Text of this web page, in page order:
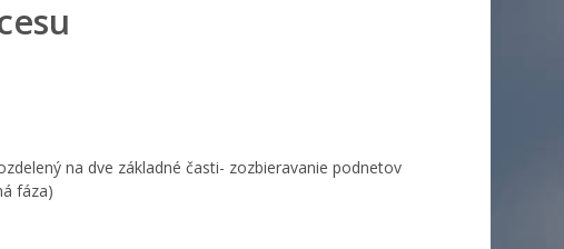
na dve základné časti- zozbieravanie podnetov
fáza)